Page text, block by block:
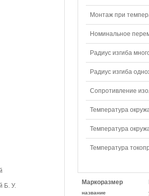
Б. У.
Монтаж при
Номинальное
Радиус изгиба
Радиус изгиба
Сопротивление
Температура
Температура
Температура
Маркоразмер
название